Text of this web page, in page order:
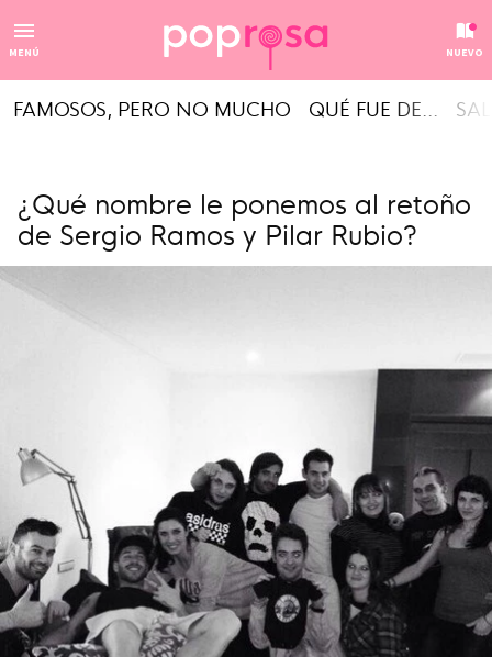
MENÚ NUEVO
FAMOSOS, PERO NO MUCHO QUÉ FUE DE...
¿Qué nombre le ponemos al retoño
de Sergio Ramos y Pilar Rubio?